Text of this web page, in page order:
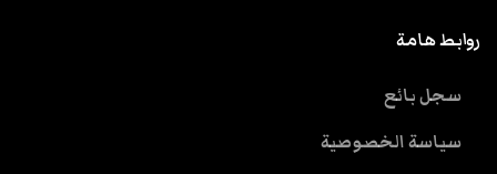
روابط هامة
سجل بائع
سياسة الخصوصية